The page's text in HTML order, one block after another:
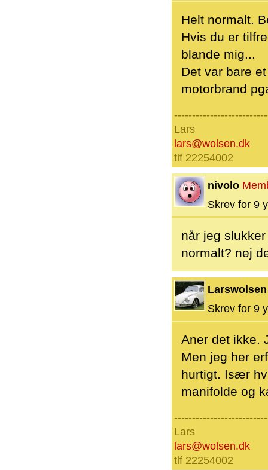
Helt normalt.
Hvis du er
blande mig...
Det var bare
motorbrand
Lars
lars@wolsen.dk
tlf 22254002
nivolo
Skrev for 9
når jeg
normalt? nej
Larswolsen
Skrev for 9
Aner det ikke.
Men jeg her
hurtigt. Især
manifolde og
Lars
lars@wolsen.dk
tlf 22254002